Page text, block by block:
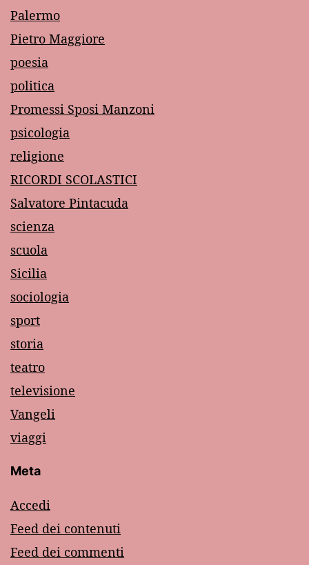
Palermo
Pietro Maggiore
poesia
politica
Promessi Sposi Manzoni
psicologia
religione
RICORDI SCOLASTICI
Salvatore Pintacuda
scienza
scuola
Sicilia
sociologia
sport
storia
teatro
televisione
Vangeli
viaggi
Meta
Accedi
Feed dei contenuti
Feed dei commenti